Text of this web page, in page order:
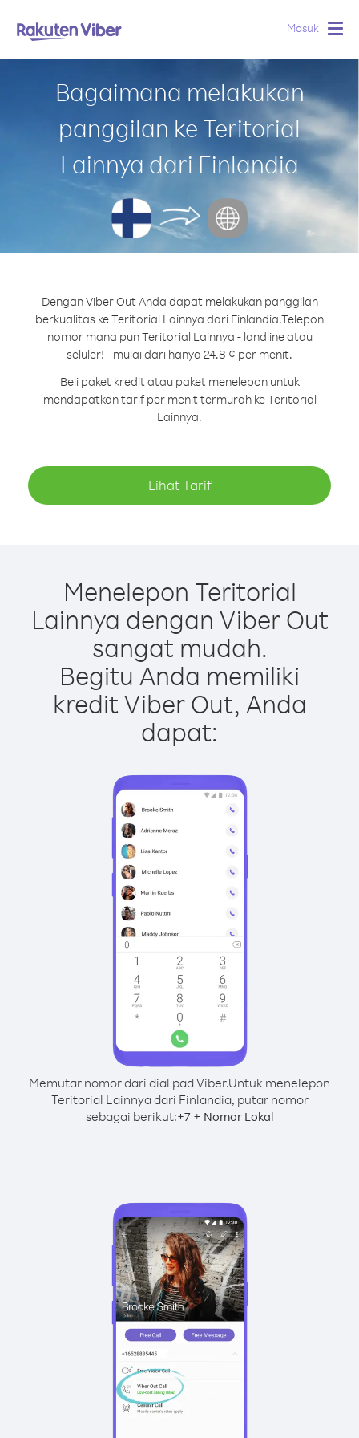
Masuk
Bagaimana melakukan
panggilan ke Teritorial
Lainnya dari Finlandia
Dengan Viber Out Anda dapat melakukan panggilan
berkualitas ke Teritorial Lainnya dari Finlandia.Telepon
nomor mana pun Teritorial Lainnya - landline atau
seluler! - mulai dari hanya 24.8 ¢ per menit.
Beli paket kredit atau paket menelepon untuk
mendapatkan tarif per menit termurah ke Teritorial
Lainnya.
Lihat Tarif
Menelepon Teritorial
Lainnya dengan Viber Out
sangat mudah.
Begitu Anda memiliki
kredit Viber Out, Anda
dapat:
Memutar nomor dari dial pad Viber.Untuk menelepon
Teritorial Lainnya dari Finlandia, putar nomor
sebagai berikut:+7+ Nomor Lokal